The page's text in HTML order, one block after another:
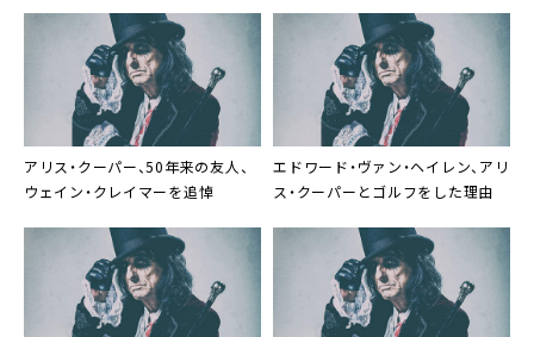
アリス・クーパー、50年来の友人、
ウェイン・クレイマーを追悼
エドワード・ヴァン・ヘイレン、アリ
ス・クーパーとゴルフをした理由